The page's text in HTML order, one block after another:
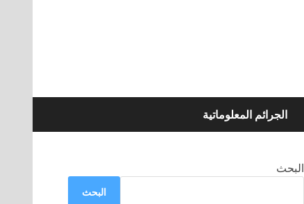
الجرائم المعلوماتية
البحث
البحث